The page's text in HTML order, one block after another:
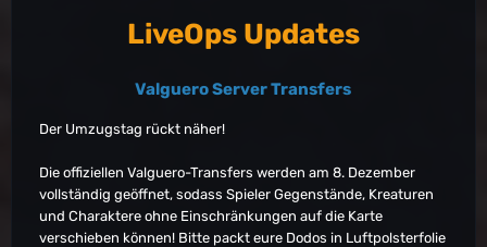
LiveOps Updates
Valguero Server Transfers
Der Umzugstag rückt näher!
Die offiziellen Valguero-Transfers werden am 8. Dezember
vollständig geöffnet, sodass Spieler Gegenstände, Kreaturen
und Charaktere ohne Einschränkungen auf die Karte
verschieben können! Bitte packt eure Dodos in Luftpolsterfolie